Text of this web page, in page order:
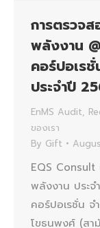
การตรวจส
พลังงาน
คอร์ปอเร
ประจำปี
EnMS Audit,
ของเรา
By Gift
EQS Consult
พลังงาน ประ
คอร์ปอเรชั่น จ
โขธนพงศ์ (สา